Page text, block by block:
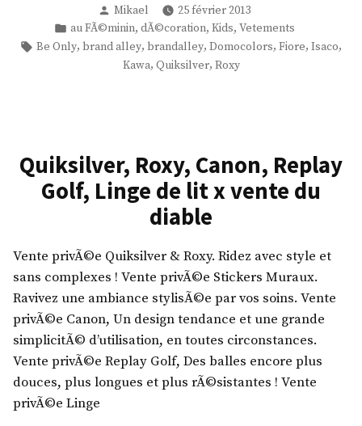
s
r
w
x
v
t
P
h
o
x
Q
u
i
k
s
i
l
v
a
p
B
r
a
l
e
t
s
S
h
a
m
u
i
v
r
o
x
y
,
I
s
a
c
Publié
par
Mikael
25 février 2013
Publié
dans
au FÃ©minin, dÃ©coration, Kids, Vetements
Étiquettes :
Be Only, brand alley, brandalley, Domocolors, Fiore, Isaco,
Kawa, Quiksilver, Roxy
Quiksilver, Roxy, Canon, Replay
Golf, Linge de lit x vente du
diable
Vente privÃ©e Quiksilver & Roxy. Ridez avec style et
sans complexes ! Vente privÃ©e Stickers Muraux.
Ravivez une ambiance stylisÃ©e par vos soins. Vente
privÃ©e Canon, Un design tendance et une grande
simplicitÃ© d’utilisation, en toutes circonstances.
Vente privÃ©e Replay Golf, Des balles encore plus
douces, plus longues et plus rÃ©sistantes ! Vente
privÃ©e Linge